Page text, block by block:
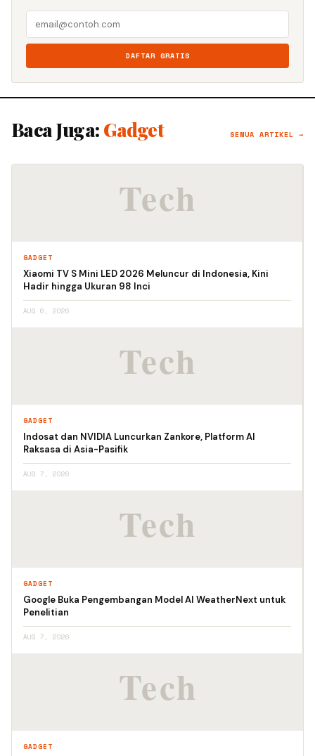
DAFTAR GRATIS
Baca Juga: Gadget SEMUA ARTIKEL →
GADGET
Xiaomi TV S Mini LED 2026 Meluncur di Indonesia, Kini
Hadir hingga Ukuran 98 Inci
AUG 6, 2026
GADGET
Indosat dan NVIDIA Luncurkan Zankore, Platform AI
Raksasa di Asia-Pasifik
AUG 7, 2026
GADGET
Google Buka Pengembangan Model AI WeatherNext untuk
Penelitian
AUG 7, 2026
GADGET